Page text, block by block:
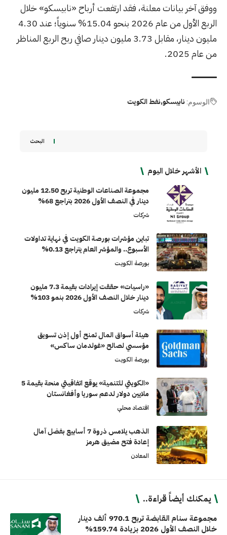
ووفق آخر بيانات معلنة، فقد ارتفعت أرباح «نابيسكو» خلال
الربع الأول من عام 2026 بنحو 15.04% سنوياً؛ عند 4.30
مليون دينار، مقابل 3.73 مليون دينار صافي ربح الربع المناظر
من عام 2025.
الوسوم: نابيسكونفط الكويت
البحث
الأشهر خلال اليوم
مجموعة الصناعات الوطنية تربح 12.50 مليون
دينار في النصف الأول 2026 بتراجع 68%
شركات
تباين مؤشرات بورصة الكويت في نهاية تداولات
الأسبوع.. والمؤشر العام يتراجع 0.13%
بورصة الكويت
«راسيات» حققت إيرادات بقيمة 7.3 مليون
دينار خلال النصف الأول 2026 بنمو 103%
شركات
هيئة أسواق المال تمنح أول إذن تسويق
مؤسسي لصالح «غولدمان ساكس»
بورصة الكويت
«الكويتي للتنمية» يوقع اتفاقيتي منحة بقيمة 5
ملايين دولار لدعم سوريا وأفغانستان
اقتصاد محلي
الذهب يلامس ذروة 7 أسابيع بفضل آمال
إعادة فتح مضيق هرمز
المعادن
يمكنك أيضاً قراءة..
مجموعة سنام القابضة تربح 970.1 ألف دينار
خلال النصف الأول 2026 بزيادة 159.74%